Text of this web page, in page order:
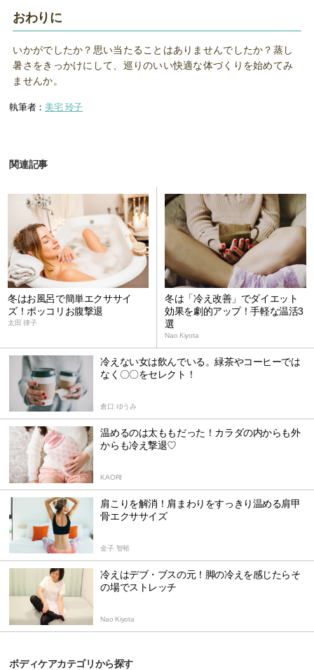
おわりに
いかがでしたか？思い当たることはありませんでしたか？蒸し
暑さをきっかけにして、巡りのいい快適な体づくりを始めてみ
ませんか。
執筆者： 美宅 玲子
関連記事
冬はお風呂で簡単エクササイ
ズ！ポッコリお腹撃退
太田 律子
冬は「冷え改善」でダイエット
効果を劇的アップ！手軽な温活3
選
Nao Kiyota
冷えない女は飲んでいる。緑茶やコーヒーでは
なく〇〇をセレクト！
倉口 ゆうみ
温めるのは太ももだった！カラダの内からも外
からも冷え撃退♡
KAORI
肩こりを解消！肩まわりをすっきり温める肩甲
骨エクササイズ
金子 智裕
冷えはデブ・ブスの元！脚の冷えを感じたらそ
の場でストレッチ
Nao Kiyota
ボディケアカテゴリから探す